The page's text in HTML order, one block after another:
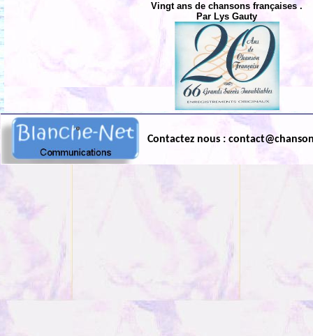
Vingt ans de chansons françaises .
Par Lys Gauty
Contactez nous :